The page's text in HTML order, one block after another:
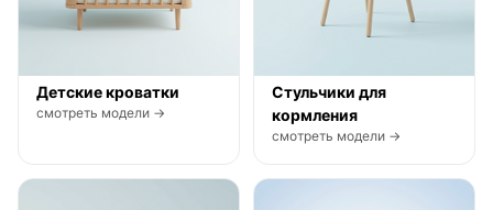
Детские кроватки
смотреть модели →
Стульчики для
кормления
смотреть модели →